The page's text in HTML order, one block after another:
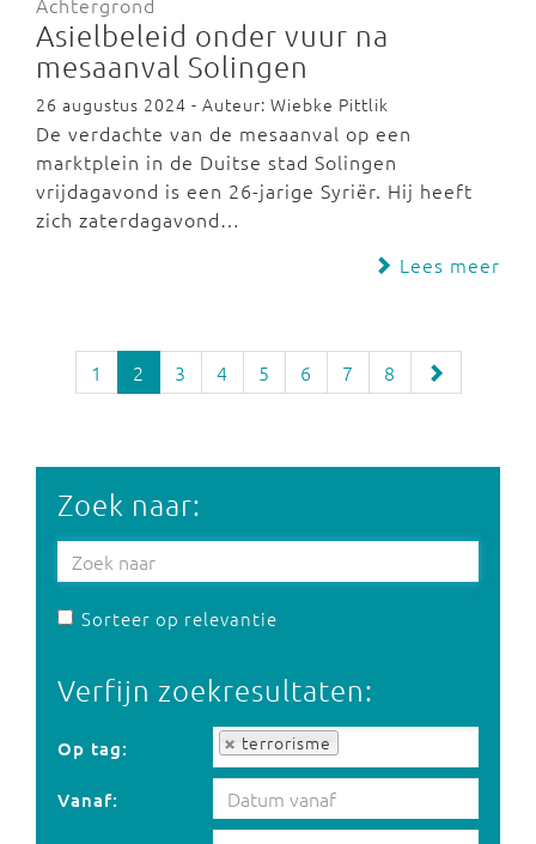
Asielbeleid onder vuur na
mesaanval Solingen
26 augustus 2024 - Auteur: Wiebke Pittlik
De verdachte van de mesaanval op een
marktplein in de Duitse stad Solingen
vrijdagavond is een 26-jarige Syriër. Hij heeft
zich zaterdagavond…
Lees meer
1 2 3 4 5 6 7 8
Zoek naar:
Sorteer op relevantie
Verfijn zoekresultaten:
Op tag: terrorisme
Op tag:
Vanaf: